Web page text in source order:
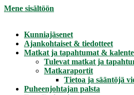
Mene sisältöön
Kunniajäsenet
Ajankohtaiset & tiedotteet
Matkat ja tapahtumat &
Tulevat matkat ja
Matkaraportit
Tietoa ja sääntöjä
Puheenjohtajan palsta